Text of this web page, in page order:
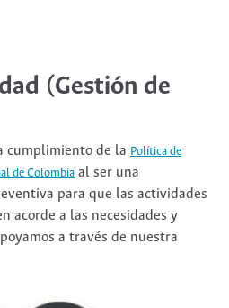
(Gestión de
cumplimiento de la Política de
de Colombia al ser una
para que las actividades
acorde a las necesidades y
a través de nuestra